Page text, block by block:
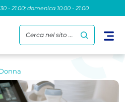
- 21.00; domenica 10.00 - 21.00
Cerca nel sito ...